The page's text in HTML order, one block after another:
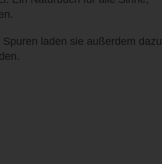
laden sie außerdem dazu